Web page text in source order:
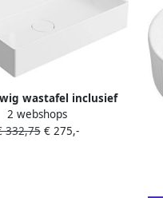
wastafel inclusief
60x47cm gekweekt
marmer wit
2 webshops
332,75€ 275,-